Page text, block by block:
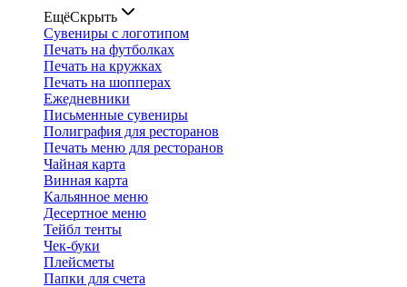
ЕщёСкрыть
Сувениры с логотипом
Печать на футболках
Печать на кружках
Печать на шопперах
Ежедневники
Письменные сувениры
Полиграфия для ресторанов
Печать меню для ресторанов
Чайная карта
Винная карта
Кальянное меню
Десертное меню
Тейбл тенты
Чек-буки
Плейсметы
Папки для счета